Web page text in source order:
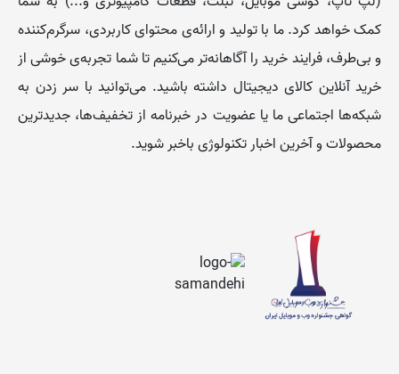
کمک خواهد کرد. ما با تولید و ارائه‌ی محتوای کاربردی، سرگرم‌کننده
و بی‌طرف، فرایند خرید را آگاهانه‌تر می‌کنیم تا شما تجربه‌ی خوشی از
خرید آنلاین کالای دیجیتال داشته باشید. می‌توانید با سر زدن به
شبکه‌ها اجتماعی ما یا عضویت در خبرنامه از تخفیف‌‌ها، جدیدترین
محصولات و آخرین اخبار تکنولوژی باخبر شوید.